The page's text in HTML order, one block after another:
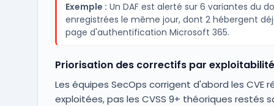
Exemple : Un DAF est alerté sur 6 variantes du
enregistrées le même jour, dont 2 hébergent
page d'authentification Microsoft 365.
Priorisation des correctifs par exploitabilité
Les équipes SecOps corrigent d'abord les CVE
exploitées, pas les CVSS 9+ théoriques restés